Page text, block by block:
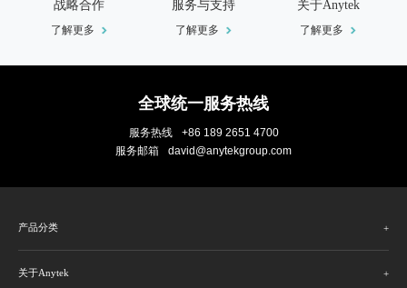
战略合作
了解更多
服务与支持
了解更多
关于Anytek
了解更多
全球统一服务热线
服务热线
+86 189 2651 4700
服务邮箱
david@anytekgroup.com
产品分类
关于Anytek